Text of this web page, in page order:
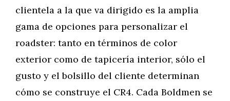
clientela a la que va dirigido es la amplia
gama de opciones para personalizar el
roadster: tanto en términos de color
exterior como de tapicería interior, sólo el
gusto y el bolsillo del cliente determinan
cómo se construye el CR4. Cada Boldmen se